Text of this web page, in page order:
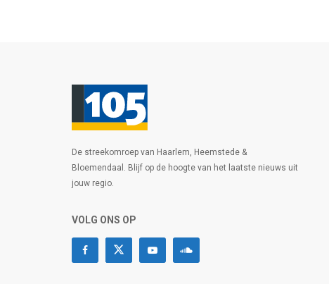
De streekomroep van Haarlem, Heemstede &
Bloemendaal. Blijf op de hoogte van het laatste nieuws uit
jouw regio.
VOLG ONS OP